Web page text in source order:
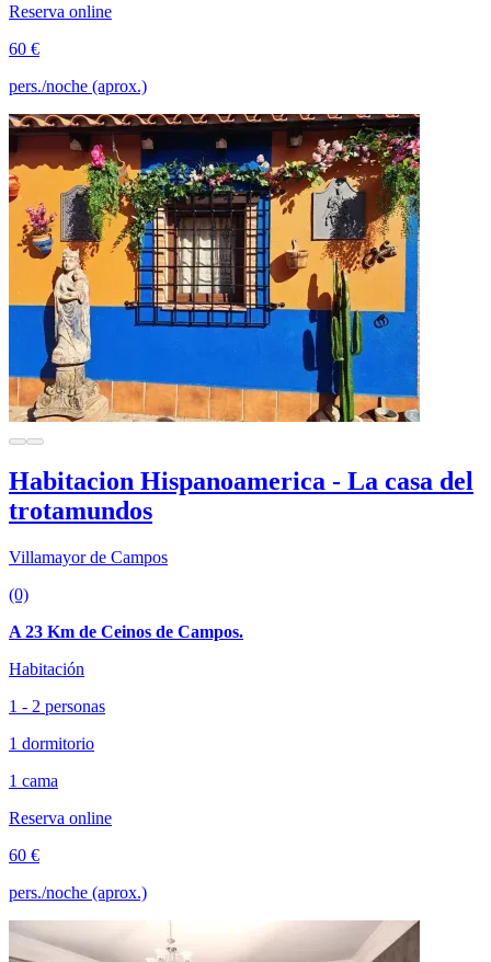
Reserva online
60 €
pers./noche (aprox.)
Habitacion Hispanoamerica - La casa del
trotamundos
Villamayor de Campos
(0)
A 23 Km de Ceinos de Campos.
Habitación
1 - 2 personas
1 dormitorio
1 cama
Reserva online
60 €
pers./noche (aprox.)